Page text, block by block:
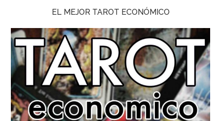
EL MEJOR TAROT ECONÓMICO